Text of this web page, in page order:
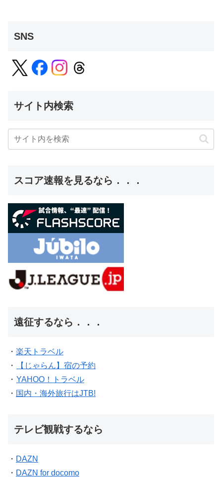
SNS
サイト内検索
スコア速報を見るなら．．．
遠征するなら．．．
・ 楽天トラベル
・
【じゃらん】宿の予約
・ YAHOO！トラベル
・ 国内・海外旅行はJTB!
テレビ観戦するなら
・ DAZN
・ DAZN for docomo